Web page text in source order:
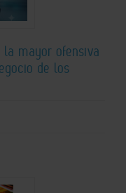
mayor ofensiva
de los